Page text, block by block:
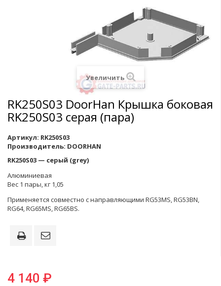
Увеличить
RK250S03 DoorHan Крышка боковая
RK250S03 серая (пара)
Артикул: RK250S03
Производитель: DOORHAN
RK250S03 — серый (grey)
Алюминиевая
Вес 1 пары, кг 1,05
Применяется совместно с направляющими RG53MS, RG53BN,
RG64, RG65MS, RG65BS.
4 140 ₽